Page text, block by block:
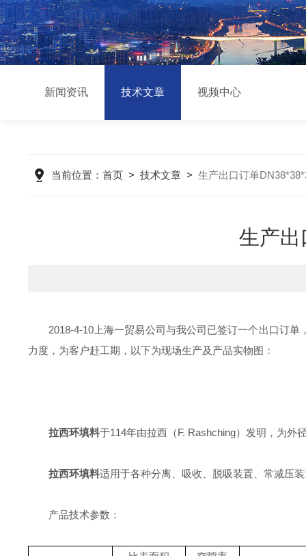
新闻资讯 技术文章 视频中心
当前位置： 首页> 技术文章> 生产出口订单
生产
2018-4-10上海一贸易公司与我公司已签订一个出口订单
力度，为客户赶工期，以下为现场生产及产品实物图：
拉西环填料于114年由拉西（F. Rashching）发明，为外
拉西环填料适用于各种分离、吸收、脱吸装置、常减压
产品技术参数：